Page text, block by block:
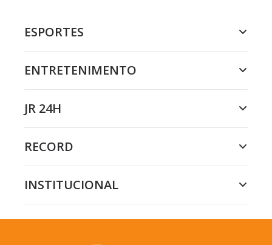
ESPORTES
ENTRETENIMENTO
JR 24H
RECORD
INSTITUCIONAL